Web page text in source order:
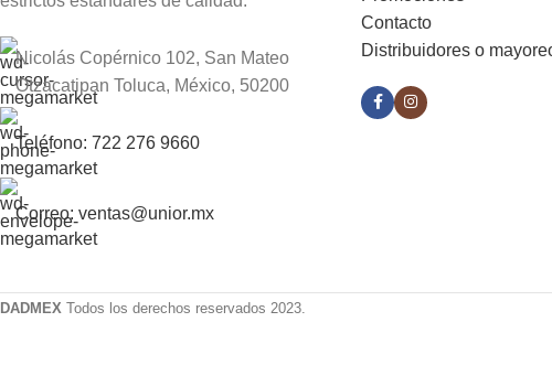
Nicolás Copérnico 102, San Mateo
Otzacatipan Toluca, México, 50200
Teléfono: 722 276 9660
Correo: ventas@unior.mx
Contacto
Distribuidores o
DADMEX Todos los derechos reservados 2023.